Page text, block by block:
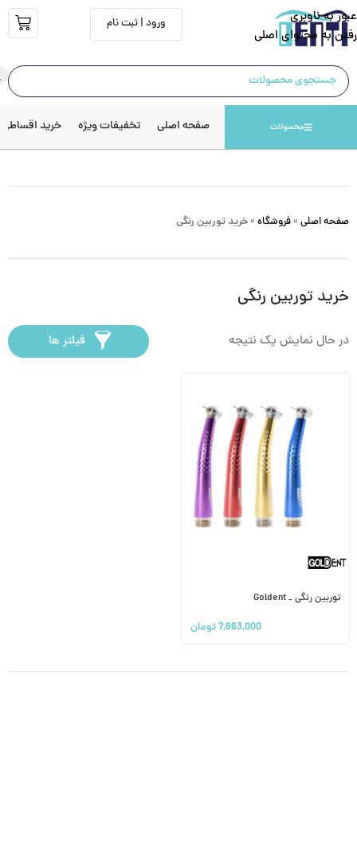
عبور به ناوبری
رفتن به محتوای اصلی
ورود | ثبت نام
محصولات صفحه اصلی تخفیفات ویژه خرید اقساطی
صفحه اصلی » فروشگاه » خرید توربین رنگی
خرید توربین رنگی
در حال نمایش یک نتیجه فیلتر ها
توربین رنگی _ Goldent
7,663,000تومان